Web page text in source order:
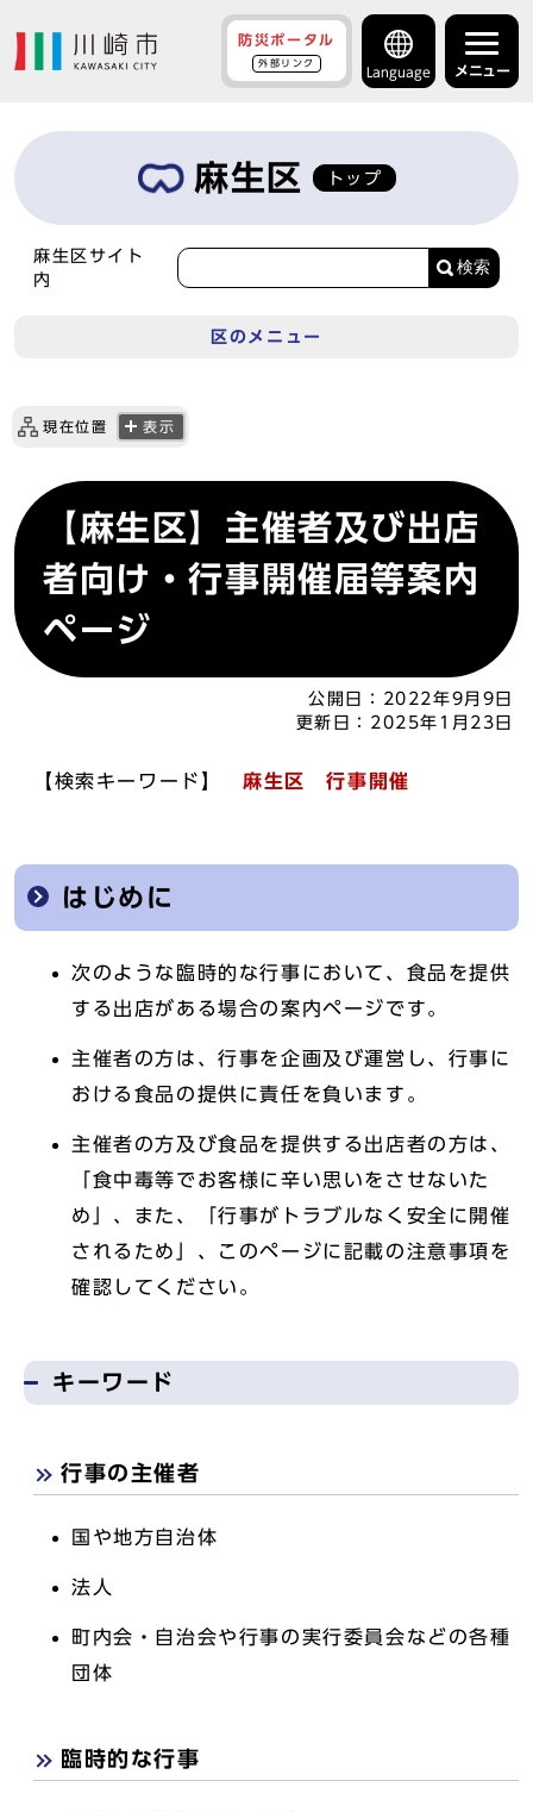
防災ポータル
外部リンク
Language メニュー
麻生区 トップ
麻生区サイト
内
検索
区のメニュー
現在位置 表示
【麻生区】主催者及び出店
者向け・行事開催届等案内
ページ
公開日：
2022年9月9日
更新日： 2025年1月23日
【検索キーワード】 麻生区 行事開催
はじめに
次のような臨時的な行事において、食品を提供
する出店がある場合の案内ページです。
主催者の方は、行事を企画及び運営し、行事に
おける食品の提供に責任を負います。
主催者の方及び食品を提供する出店者の方は、
「食中毒等でお客様に辛い思いをさせないた
め」、また、「行事がトラブルなく安全に開催
されるため」、このページに記載の注意事項を
確認してください。
キーワード
行事の主催者
国や地方自治体
法人
町内会・自治会や行事の実行委員会などの各種
団体
臨時的な行事